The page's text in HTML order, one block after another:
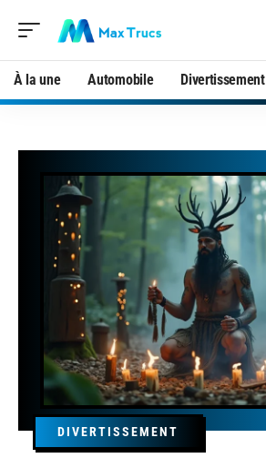
À la une Automobile Divertissement
DIVERTISSEMENT